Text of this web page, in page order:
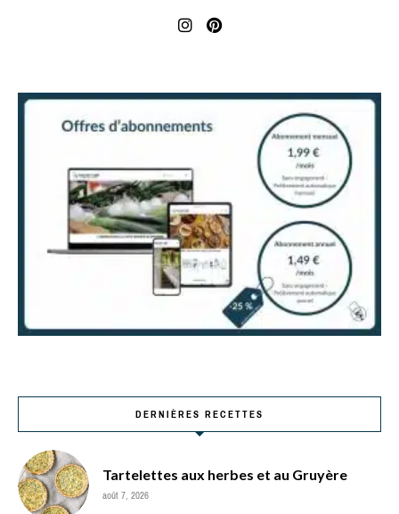
DERNIÈRES RECETTES
Tartelettes aux herbes et au Gruyère
août 7, 2026